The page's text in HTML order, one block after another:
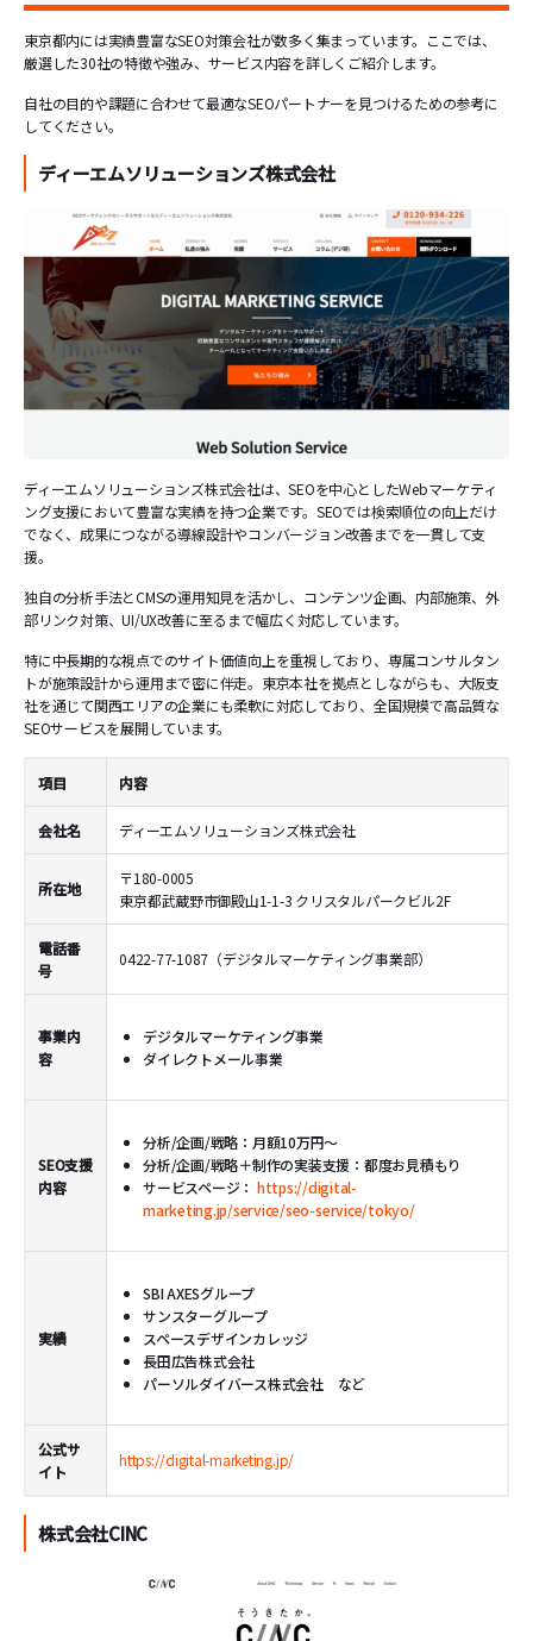
東京都内には実績豊富なSEO対策会社が数多く集まっています。ここでは、
厳選した30社の特徴や強み、サービス内容を詳しくご紹介します。
自社の目的や課題に合わせて最適なSEOパートナーを見つけるための参考に
してください。
ディーエムソリューションズ株式会社
ディーエムソリューションズ株式会社は、SEOを中心としたWebマーケティ
ング支援において豊富な実績を持つ企業です。SEOでは検索順位の向上だけ
でなく、成果につながる導線設計やコンバージョン改善までを一貫して支
援。
独自の分析手法とCMSの運用知見を活かし、コンテンツ企画、内部施策、外
部リンク対策、UI/UX改善に至るまで幅広く対応しています。
特に中長期的な視点でのサイト価値向上を重視しており、専属コンサルタン
トが施策設計から運用まで密に伴走。東京本社を拠点としながらも、大阪支
社を通じて関西エリアの企業にも柔軟に対応しており、全国規模で高品質な
SEOサービスを展開しています。
項目 内容
会社名 ディーエムソリューションズ株式会社
所在地
〒180-0005
東京都武蔵野市御殿山1-1-3 クリスタルパークビル2F
電話番
号
0422-77-1087（デジタルマーケティング事業部）
事業内
容
デジタルマーケティング事業
ダイレクトメール事業
SEO支援
内容
分析/企画/戦略：月額10万円～
分析/企画/戦略＋制作の実装支援：都度お見積もり
サービスページ： https://digital-
marketing.jp/service/seo-service/tokyo/
実績
SBI AXESグループ
サンスターグループ
スペースデザインカレッジ
長田広告株式会社
パーソルダイバース株式会社 など
公式サ
イト
https://digital-marketing.jp/
株式会社CINC